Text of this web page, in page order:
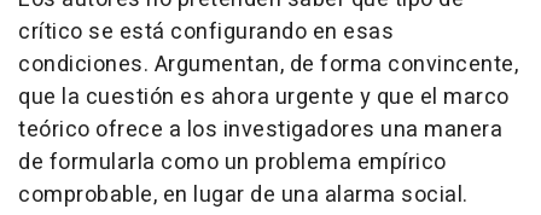
crítico se está configurando en esas
condiciones. Argumentan, de forma convincente,
que la cuestión es ahora urgente y que el marco
teórico ofrece a los investigadores una manera
de formularla como un problema empírico
comprobable, en lugar de una alarma social.